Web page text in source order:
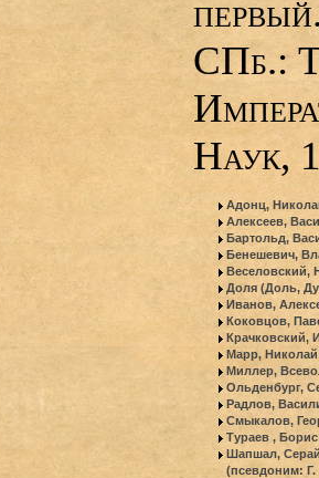
СПб.:
Наук,
Адонц,
Алексеев,
Бартольд,
Бенешевич,
Веселовский,
Доля (Доль,
Иванов,
Коковцов,
Крачковский,
Марр,
Миллер,
Ольденбург,
Радлов,
Смыкалов,
Тураев ,
Шапшал,
(псевдоним: Г.